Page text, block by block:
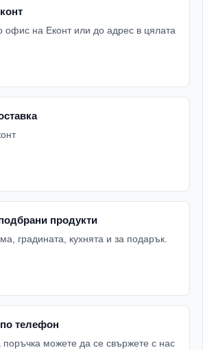
на Еконт или до адрес в цялата
продукти
градината, кухнята и за подарък.
телефон
поръчка можете да се свържете с нас